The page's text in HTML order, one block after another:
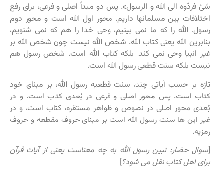
شئ فردّوه الی الله و الرسول». پس دو مبدأ اصلی و فرعی، برای رفع
اختلافات بین مسلمانها داریم. محور اول الله است و محور دوم
رسول. الله را که ما نمی بینیم، وحی خدا را هم که نمی شنویم،
بنابرین الله یعنی کتاب الله. شخص الله نیست چون شخص الله بر
غیر انبیا وحی نمی کند. بلکه کتاب الله است. شخص رسول هم
نیست بلکه سنت قطعی رسول الله است.
تازه بر حسب آیاتی چند، سنت قطعیه رسول الله، بر مبنای خود
کتاب است. پس محور اصلی و فرعی در بُعدی کتاب است، و در
بُعدی محور اصلی در نصوص و ظواهر مستقره، کتاب است، و در
غیر این ها سنت رسول الله است بر مبنای حروف مقطعه و حروف
رمزیه.
[سوال حضار: تبین رسول الله به چه معناست یعنی از آیات قرآن
برای اهل کتاب نقل می شود؟]